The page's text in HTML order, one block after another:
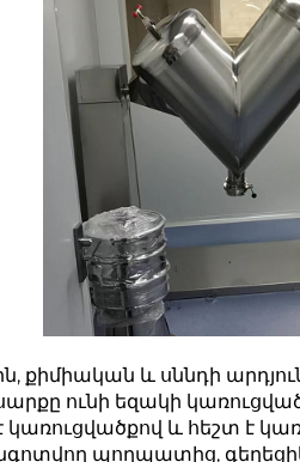
քիմիական և սննդի
ունի եզակի
կառուցվածքով և հեշտ է
պողպատից,